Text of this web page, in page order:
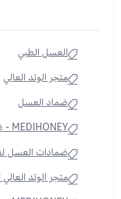
العسل الطبي
متجر الوتد العالي
ضماد العسل
MEDIHONEY - ضمادات العسل لعلاج الجروح
ضمادات العسل
متجر الوتد العالي